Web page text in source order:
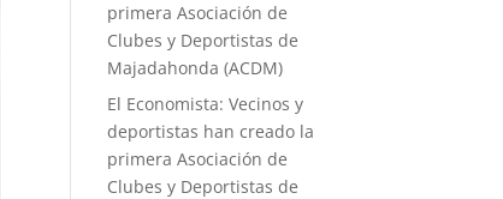
primera Asociación de
Clubes y Deportistas de
Majadahonda (ACDM)
El Economista: Vecinos y
deportistas han creado la
primera Asociación de
Clubes y Deportistas de